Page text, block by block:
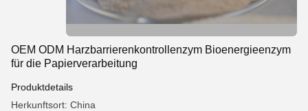
OEM ODM Harzbarrierenkontrollenzym Bioenergieenzym
für die Papierverarbeitung
Produktdetails
Herkunftsort: China